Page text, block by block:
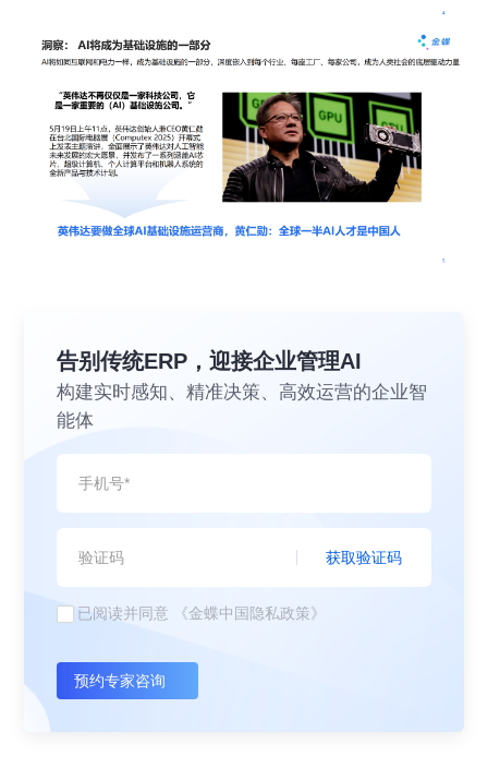
告别传统ERP，迎接企业管理AI
构建实时感知、精准决策、高效运营的企业智
能体
获取验证码
已阅读并同意 《金蝶中国隐私政策》
预约专家咨询